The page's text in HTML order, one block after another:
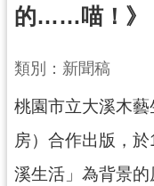
訊
覽
便
服
務
的……喵！》
類別：新聞稿
桃園市立大溪木
房）合作出版，
溪生活」為背景